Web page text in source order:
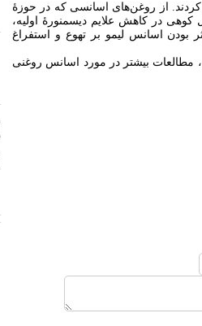
کردند. از روغن‏‌های اسانسی که در حوزۀ
در کاهش علایم دیسمنورۀ اولیه،
اسانس لیمو بر تهوع و استفراغ
مطالعات بیشتر در مورد اسانس روغنی